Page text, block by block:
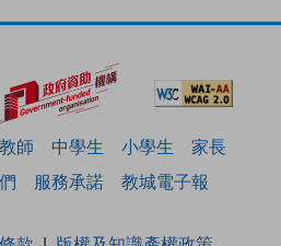
教師 中學生 小學生
家長
服務承諾 教城電子報